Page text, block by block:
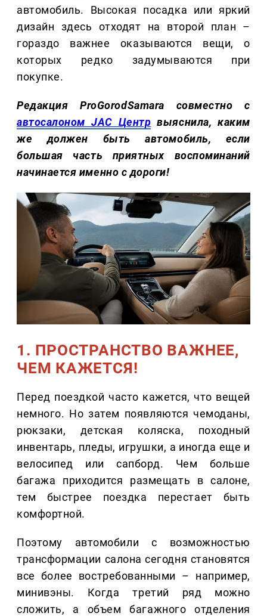
автомобиль. Высокая посадка или яркий
дизайн здесь отходят на второй план –
гораздо важнее оказываются вещи, о
которых редко задумываются при
покупке.
Редакция ProGorodSamara совместно с
автосалоном JAC Центр выяснила, каким
же должен быть автомобиль, если
большая часть приятных воспоминаний
начинается именно с дороги!
1. ПРОСТРАНСТВО ВАЖНЕЕ,
ЧЕМ КАЖЕТСЯ!
Перед поездкой часто кажется, что вещей
немного. Но затем появляются чемоданы,
рюкзаки, детская коляска, походный
инвентарь, пледы, игрушки, а иногда еще и
велосипед или сапборд. Чем больше
багажа приходится размещать в салоне,
тем быстрее поездка перестает быть
комфортной.
Поэтому автомобили с возможностью
трансформации салона сегодня становятся
все более востребованными – например,
минивэны. Когда третий ряд можно
сложить, а объем багажного отделения